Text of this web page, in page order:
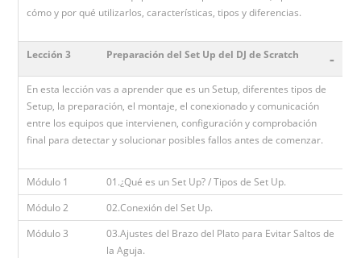
cómo y por qué utilizarlos, características, tipos y diferencias.
Lección 3 Preparación del Set Up del DJ de Scratch -
En esta lección vas a aprender que es un Setup, diferentes tipos de
Setup, la preparación, el montaje, el conexionado y comunicación
entre los equipos que intervienen, configuración y comprobación
final para detectar y solucionar posibles fallos antes de comenzar.
Módulo 1
01.¿Qué es un Set Up? / Tipos de Set Up.
Módulo 2
02.Conexión del Set Up.
Módulo 3
03.Ajustes del Brazo del Plato para Evitar Saltos de
la Aguja.